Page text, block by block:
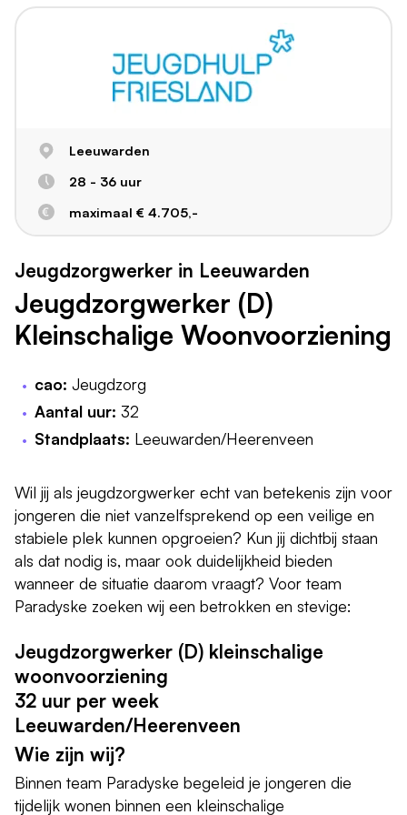
Leeuwarden
28 - 36 uur
maximaal € 4.705,-
Jeugdzorgwerker in Leeuwarden
Jeugdzorgwerker (D)
Kleinschalige Woonvoorziening
cao: Jeugdzorg
Aantal uur: 32
Standplaats: Leeuwarden/Heerenveen
Wil jij als jeugdzorgwerker echt van betekenis zijn voor
jongeren die niet vanzelfsprekend op een veilige en
stabiele plek kunnen opgroeien? Kun jij dichtbij staan
als dat nodig is, maar ook duidelijkheid bieden
wanneer de situatie daarom vraagt? Voor team
Paradyske zoeken wij een betrokken en stevige:
Jeugdzorgwerker (D) kleinschalige
woonvoorziening
32 uur per week
Leeuwarden/Heerenveen
Wie zijn wij?
Binnen team Paradyske begeleid je jongeren die
tijdelijk wonen binnen een kleinschalige